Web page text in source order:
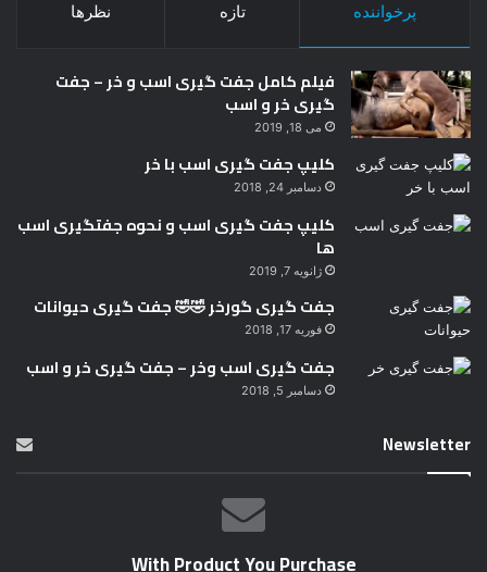
پرخواننده تازه نظرها
فیلم کامل جفت گیری اسب و خر – جفت
گیری خر و اسب
می 18, 2019
کلیپ جفت گیری اسب با خر
دسامبر 24, 2018
کلیپ جفت گیری اسب و نحوه جفتگیری اسب
ها
ژانویه 7, 2019
جفت گیری گورخر 🤣🤣 جفت گیری حیوانات
فوریه 17, 2018
جفت گیری اسب وخر – جفت گیری خر و اسب
دسامبر 5, 2018
Newsletter
With Product You Purchase